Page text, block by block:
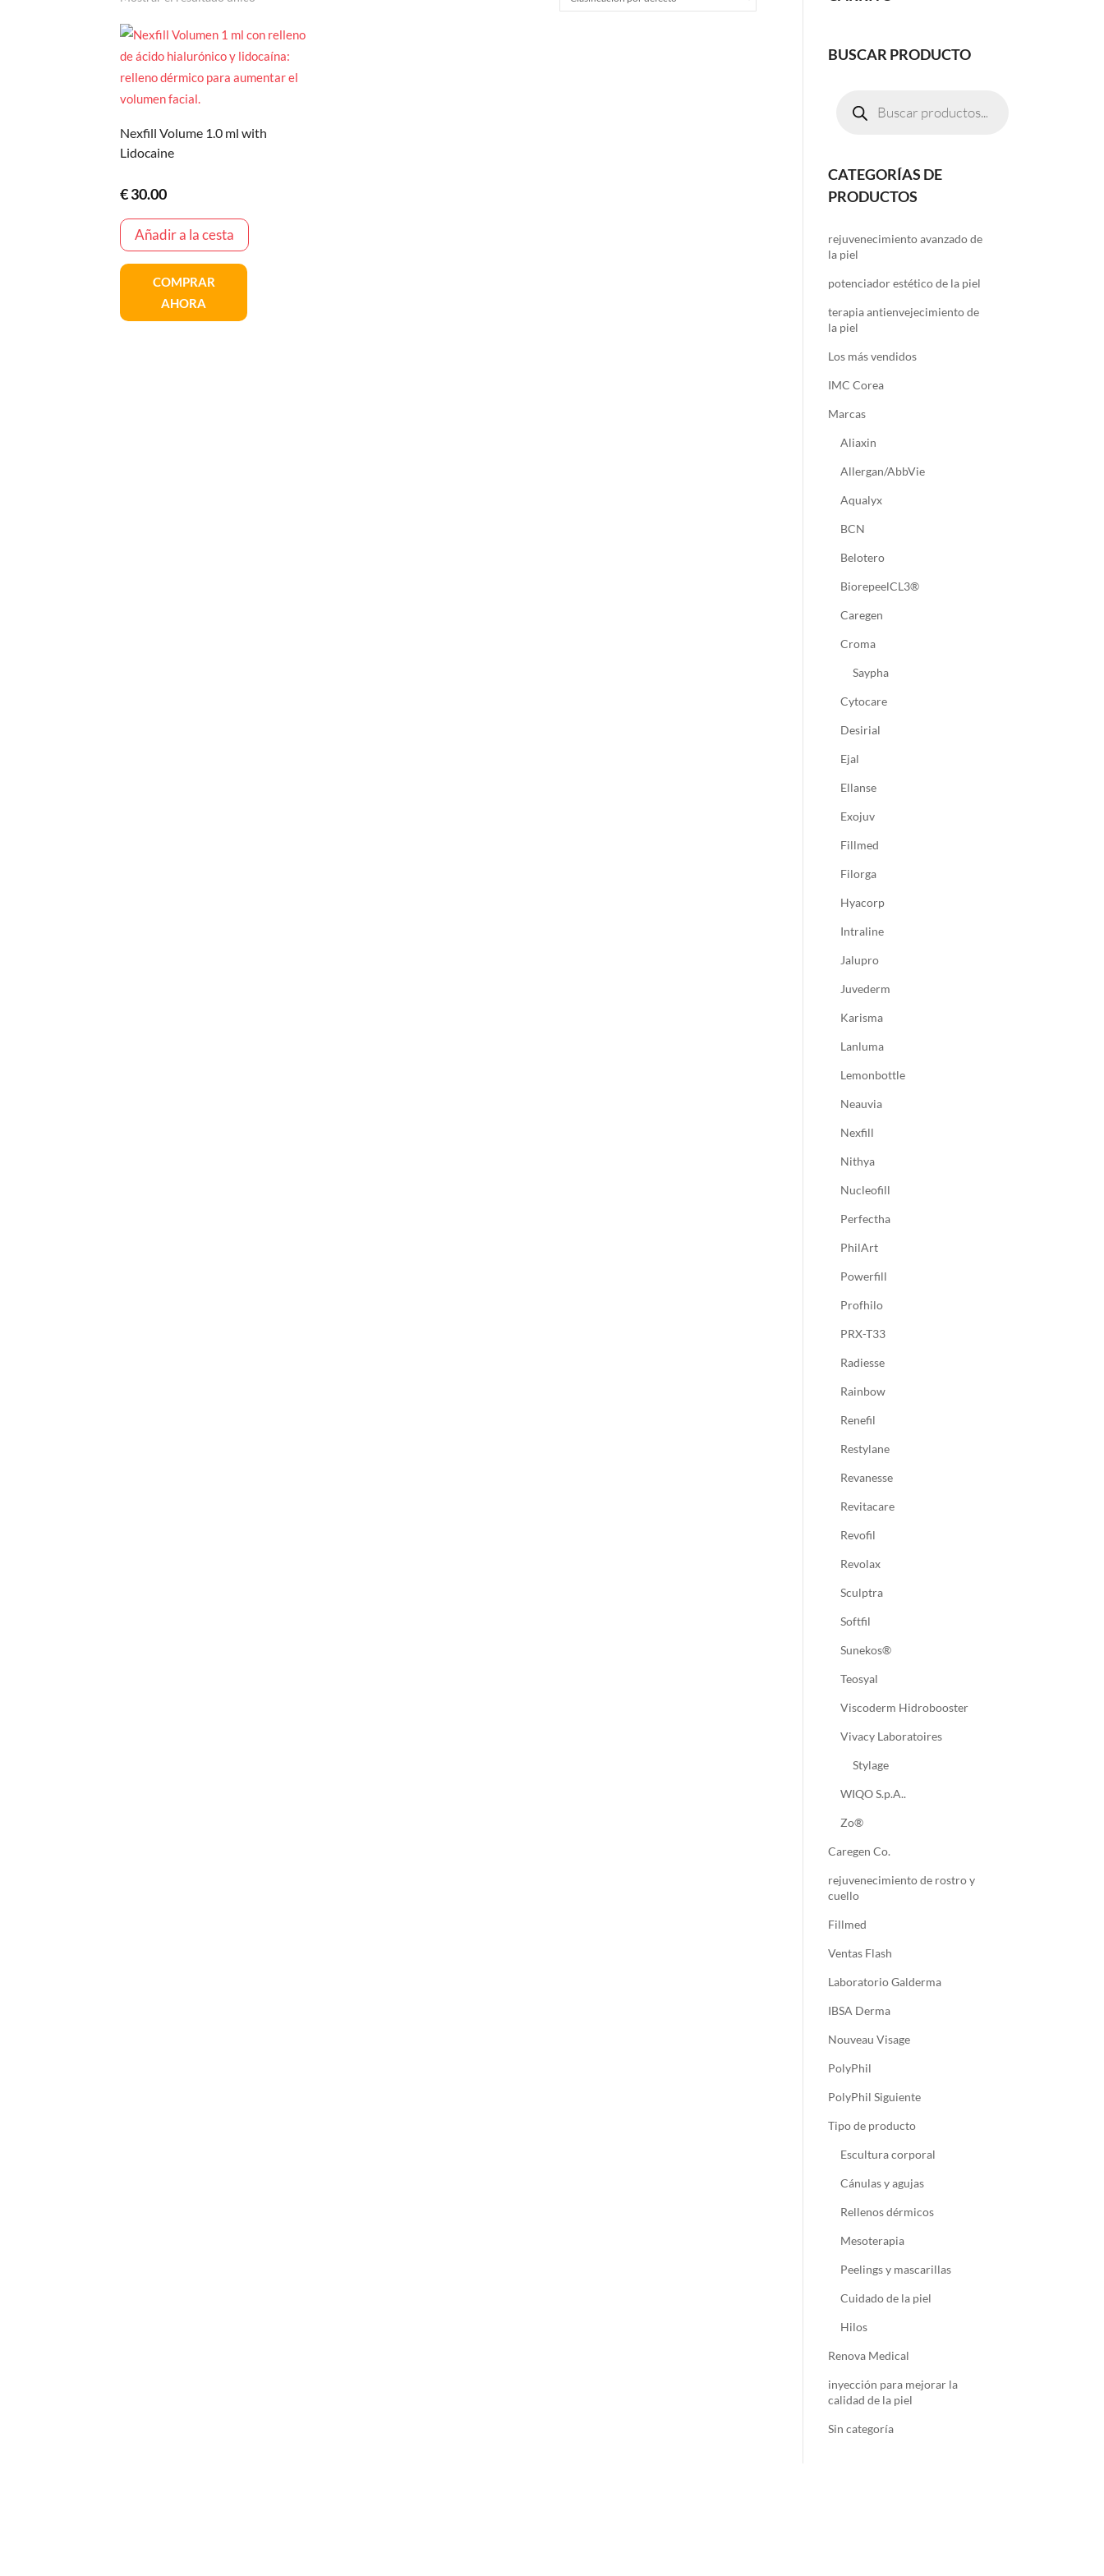
Nexfill Volume 1.0 ml with
Lidocaine
€30.00
Añadir a la cesta
COMPRAR
AHORA
BUSCAR PRODUCTO
productos
CATEGORÍAS DE
PRODUCTOS
rejuvenecimiento avanzado de
la piel
potenciador estético de la piel
terapia antienvejecimiento de
la piel
Los más vendidos
IMC Corea
Marcas
Aliaxin
Allergan/AbbVie
Aqualyx
BCN
Belotero
BiorepeelCL3®
Caregen
Croma
Saypha
Cytocare
Desirial
Ejal
Ellanse
Exojuv
Fillmed
Filorga
Hyacorp
Intraline
Jalupro
Juvederm
Karisma
Lanluma
Lemonbottle
Neauvia
Nexfill
Nithya
Nucleofill
Perfectha
PhilArt
Powerfill
Profhilo
PRX-T33
Radiesse
Rainbow
Renefil
Restylane
Revanesse
Revitacare
Revofil
Revolax
Sculptra
Softfil
Sunekos®
Teosyal
Viscoderm Hidrobooster
Vivacy Laboratoires
Stylage
WIQO S.p.A..
Zo®
Caregen Co.
rejuvenecimiento de rostro y
cuello
Fillmed
Ventas Flash
Laboratorio Galderma
IBSA Derma
Nouveau Visage
PolyPhil
PolyPhil Siguiente
Tipo de producto
Escultura corporal
Cánulas y agujas
Rellenos dérmicos
Mesoterapia
Peelings y mascarillas
Cuidado de la piel
Hilos
Renova Medical
inyección para mejorar la
calidad de la piel
Sin categoría